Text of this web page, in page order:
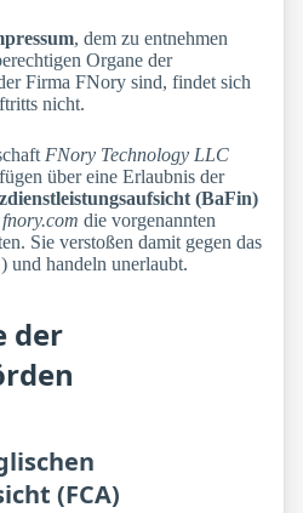
, dem zu entnehmen
Organe der
Firma FNory sind, findet sich
nicht.
FNory Technology LLC
über eine Erlaubnis der
(BaFin)
fnory.com die vorgenannten
Sie verstoßen damit gegen das
und handeln unerlaubt.
der
(FCA)